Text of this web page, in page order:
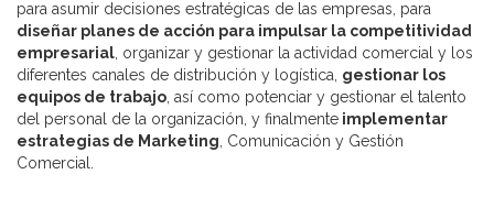
para asumir decisiones estratégicas de las empresas, para
diseñar planes de acción para impulsar la competitividad
empresarial , organizar y gestionar la actividad comercial y los
diferentes canales de distribución y logística, gestionar los
equipos de trabajo , así como potenciar y gestionar el talento
del personal de la organización, y finalmente implementar
estrategias de Marketing , Comunicación y Gestión
Comercial.